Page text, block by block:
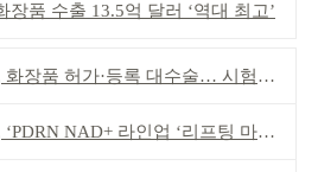
장품 수출 13.5억 달러 ‘역대 최고’
장품 허가·등록 대수술… 시험자료 공용 허용
NAD+ 라인업 ‘리프팅 마스크’ 출시